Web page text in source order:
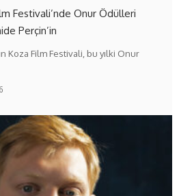
Festivali’nde Onur Ödülleri
Perçin’in
Koza Film Festivali, bu yılki Onur